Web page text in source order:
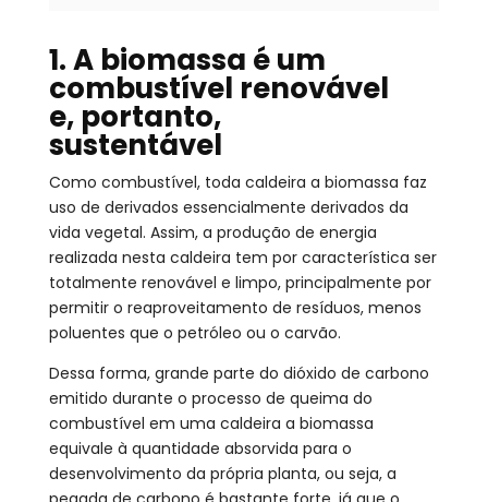
1. A biomassa é um
combustível renovável
e, portanto,
sustentável
Como combustível, toda caldeira a biomassa faz
uso de derivados essencialmente derivados da
vida vegetal. Assim, a produção de energia
realizada nesta caldeira tem por característica ser
totalmente renovável e limpo, principalmente por
permitir o reaproveitamento de resíduos, menos
poluentes que o petróleo ou o carvão.
Dessa forma, grande parte do dióxido de carbono
emitido durante o processo de queima do
combustível em uma caldeira a biomassa
equivale à quantidade absorvida para o
desenvolvimento da própria planta, ou seja, a